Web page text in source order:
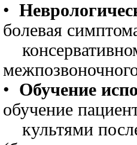
•
болевая
• Обучение
обучение
культями